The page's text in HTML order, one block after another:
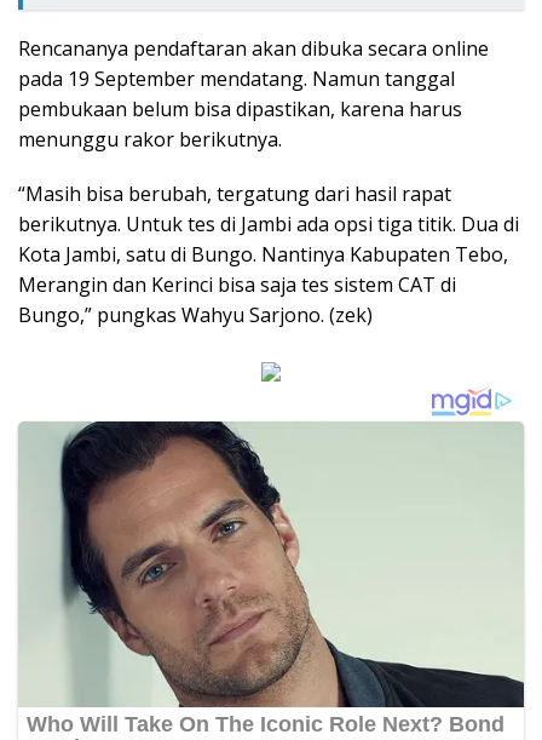
Rencananya pendaftaran akan dibuka secara online
pada 19 September mendatang. Namun tanggal
pembukaan belum bisa dipastikan, karena harus
menunggu rakor berikutnya.
“Masih bisa berubah, tergatung dari hasil rapat
berikutnya. Untuk tes di Jambi ada opsi tiga titik. Dua di
Kota Jambi, satu di Bungo. Nantinya Kabupaten Tebo,
Merangin dan Kerinci bisa saja tes sistem CAT di
Bungo,” pungkas Wahyu Sarjono. (zek)